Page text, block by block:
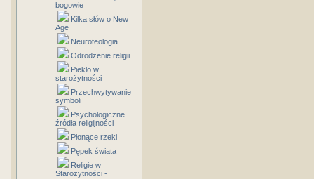
bogowie
Kilka słów o New
Age
Neuroteologia
Odrodzenie religii
Piekło w
starożytności
Przechwytywanie
symboli
Psychologiczne
źródła religijności
Płonące rzeki
Pępek świata
Religie w
Starożytności -